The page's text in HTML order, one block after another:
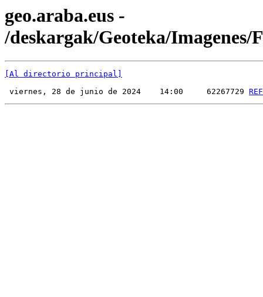
geo.araba.eus -
/deskargak/Geoteka/Imagenes/
[Al directorio principal]
viernes, 28 de junio de 2024    14:00     62267729